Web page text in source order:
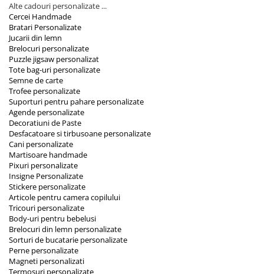
Alte cadouri personalizate ...
Cercei Handmade
Bratari Personalizate
Jucarii din lemn
Brelocuri personalizate
Puzzle jigsaw personalizat
Tote bag-uri personalizate
Semne de carte
Trofee personalizate
Suporturi pentru pahare personalizate
Agende personalizate
Decoratiuni de Paste
Desfacatoare si tirbusoane personalizate
Cani personalizate
Martisoare handmade
Pixuri personalizate
Insigne Personalizate
Stickere personalizate
Articole pentru camera copilului
Tricouri personalizate
Body-uri pentru bebelusi
Brelocuri din lemn personalizate
Sorturi de bucatarie personalizate
Perne personalizate
Magneti personalizati
Termosuri personalizate